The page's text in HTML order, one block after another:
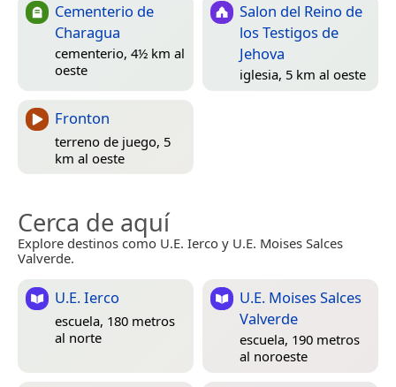
Cementerio de
Charagua
cementerio, 4½ km al
oeste
Salon del Reino de
los Testigos de
Jehova
iglesia, 5 km al oeste
Fronton
terreno de juego, 5
km al oeste
Cerca de aquí
Explore destinos como U.E. Ierco y U.E. Moises Salces
Valverde.
U.E. Ierco
escuela, 180 metros
al norte
U.E. Moises Salces
Valverde
escuela, 190 metros
al noroeste